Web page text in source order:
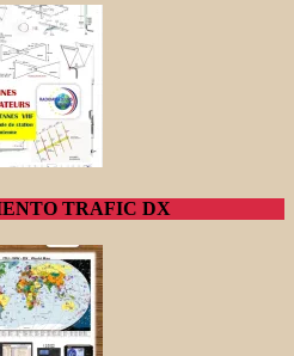
TRAFIC DX